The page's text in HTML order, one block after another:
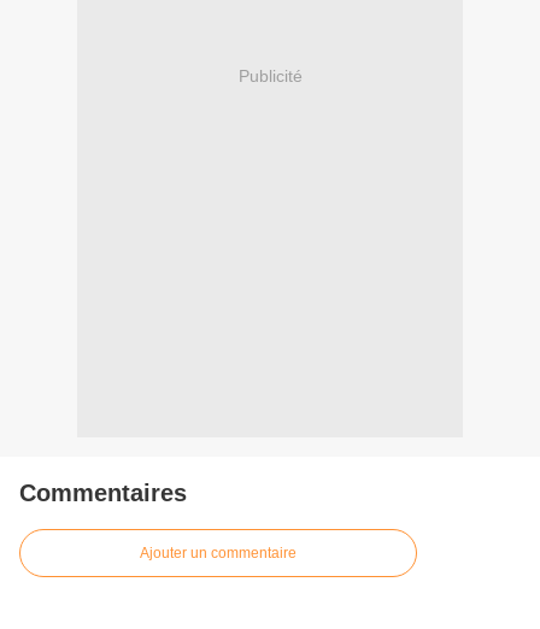
Publicité
Commentaires
Ajouter un commentaire